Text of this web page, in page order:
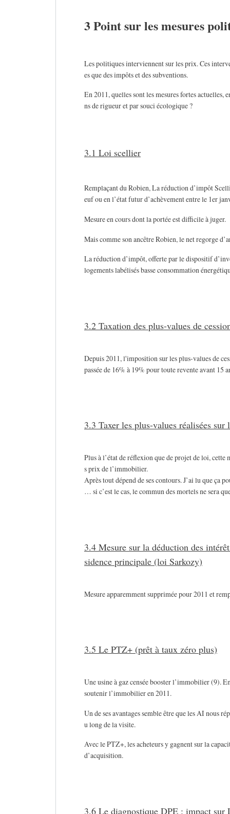
3 Point sur les mesures
Les politiques interviennent sur les prix. Ces
es que des impôts et des subventions.
En 2011, quelles sont les mesures fortes actuelles,
ns de rigueur et par souci écologique ?
3.1 Loi scellier
Remplaçant du Robien, La réduction d’impôt
euf ou en l’état futur d’achèvement entre le 1er
Mesure en cours dont la portée est difficile à juger.
Mais comme son ancêtre Robien, le net regorge
La réduction d’impôt, offerte par le dispositif
logements labélisés basse consommation
3.2 Taxation des plus-values de
Depuis 2011, l'imposition sur les plus-values de
passée de 16% à 19% pour toute revente avant 15
3.3 Taxer les plus-values réalisées
Plus à l’état de réflexion que de projet de loi,
s prix de l’immobilier.
Après tout dépend de ses contours. J’ai lu que ça
… si c’est le cas, le commun des mortels ne sera
3.4 Mesure sur la déduction des
sidence principale (loi Sarkozy)
Mesure apparemment supprimée pour 2011 et
3.5 Le PTZ+ (prêt à taux zéro plus)
Une usine à gaz censée booster l’immobilier (9).
soutenir l’immobilier en 2011.
Un de ses avantages semble être que les AI nous
u long de la visite.
Avec le PTZ+, les acheteurs y gagnent sur la
d’acquisition.
3.6 Le diagnostique DPE : impact sur